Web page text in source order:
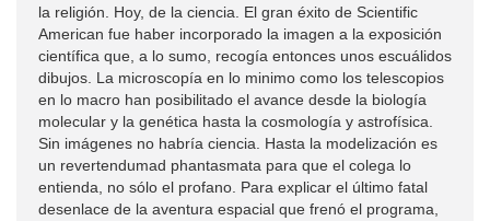
la religión. Hoy, de la ciencia. El gran éxito de Scientific
American fue haber incorporado la imagen a la exposición
científica que, a lo sumo, recogía entonces unos escuálidos
dibujos. La microscopía en lo minimo como los telescopios
en lo macro han posibilitado el avance desde la biología
molecular y la genética hasta la cosmología y astrofísica.
Sin imágenes no habría ciencia. Hasta la modelización es
un revertendumad phantasmata para que el colega lo
entienda, no sólo el profano. Para explicar el último fatal
desenlace de la aventura espacial que frenó el programa,